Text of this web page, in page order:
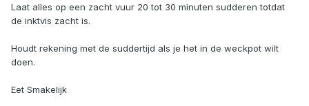
Laat alles op een zacht vuur 20 tot 30 minuten sudderen totdat
de inktvis zacht is.
Houdt rekening met de suddertijd als je het in de weckpot wilt
doen.
Eet Smakelijk